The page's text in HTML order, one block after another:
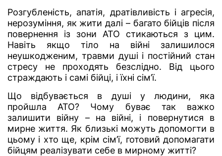
Розгубленість, апатія, дратівливість і агресія,
нерозуміння, як жити далі – багато бійців після
повернення із зони АТО стикаються з цим.
Навіть якщо тіло на війні залишилося
неушкодженим, травми душі і постійний стан
стресу не проходять безслідно. Від цього
страждають і самі бійці, і їхні сім’ї.
Що відбувається в душі у людини, яка
пройшла АТО? Чому буває так важко
залишити війну – на війні, і повернутися в
мирне життя. Як близькі можуть допомогти в
цьому і хто ще, крім сім’ї, готовий допомагати
бійцям реалізувати себе в мирному житті?